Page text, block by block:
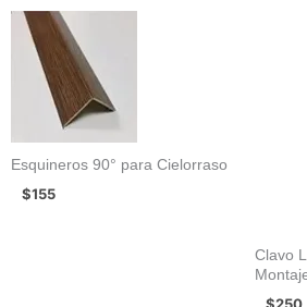
Esquineros 90° para Cielorraso
$155
Clavo